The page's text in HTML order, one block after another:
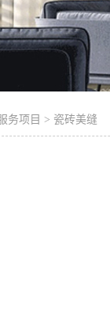
务项目 > 瓷砖美缝